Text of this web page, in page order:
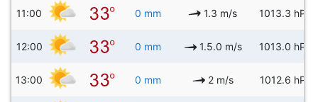
11:00 0 mm 1.3 m/s 1013.3 hPa
12:00 0 mm 1.5.0 m/s 1013.0 hPa
13:00 0 mm 2 m/s 1012.6 hPa